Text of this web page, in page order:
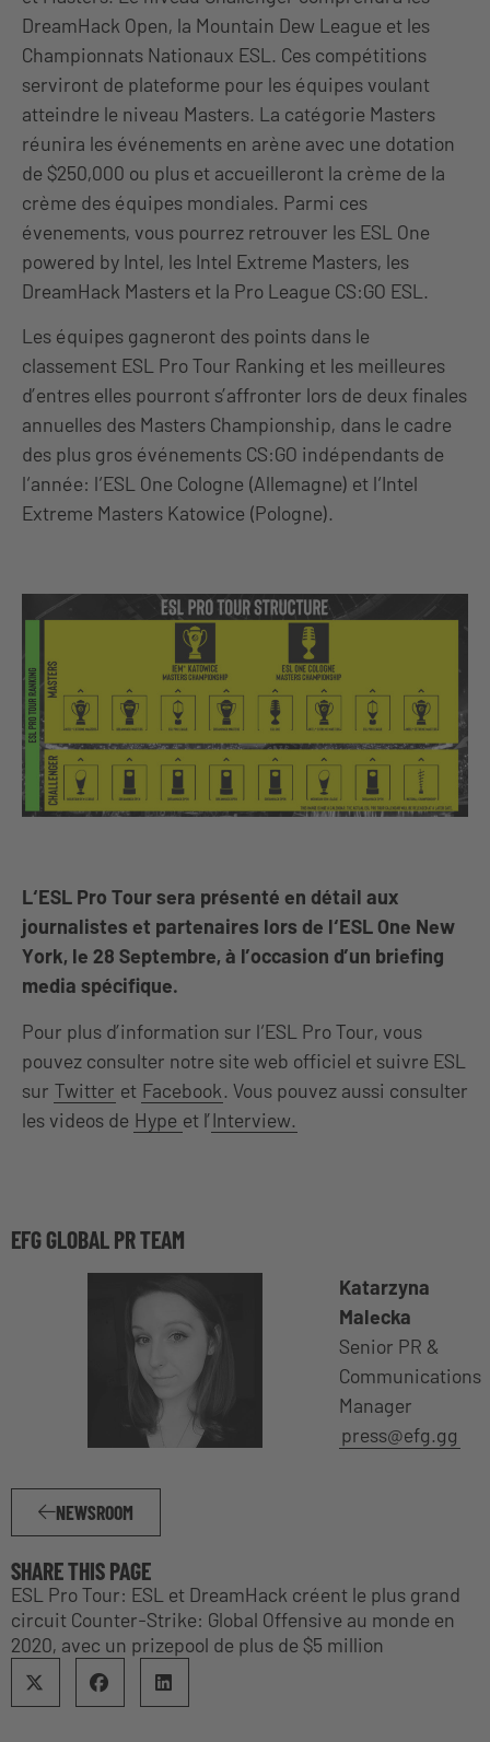
DreamHack Open, la Mountain Dew League et les
Championnats Nationaux ESL. Ces compétitions
serviront de plateforme pour les équipes voulant
atteindre le niveau Masters. La catégorie Masters
réunira les événements en arène avec une dotation
de $250,000 ou plus et accueilleront la crème de la
crème des équipes mondiales. Parmi ces
évenements, vous pourrez retrouver les ESL One
powered by Intel, les Intel Extreme Masters, les
DreamHack Masters et la Pro League CS:GO ESL.
Les équipes gagneront des points dans le
classement ESL Pro Tour Ranking et les meilleures
d’entres elles pourront s’affronter lors de deux finales
annuelles des Masters Championship, dans le cadre
des plus gros événements CS:GO indépendants de
l‘année: l‘ESL One Cologne (Allemagne) et l‘Intel
Extreme Masters Katowice (Pologne).
L‘ESL Pro Tour sera présenté en détail aux
journalistes et partenaires lors de l‘ESL One New
York, le 28 Septembre, à l’occasion d’un briefing
media spécifique.
Pour plus d’information sur l‘ESL Pro Tour, vous
pouvez consulter notre site web officiel et suivre ESL
sur Twitter et Facebook. Vous pouvez aussi consulter
les videos de Hype et l’Interview.
EFG GLOBAL PR TEAM
Katarzyna
Malecka
Senior PR &
Communications
Manager
press@efg.gg
NEWSROOM
SHARE THIS PAGE
ESL Pro Tour: ESL et DreamHack créent le plus grand
circuit Counter-Strike: Global Offensive au monde en
2020, avec un prizepool de plus de $5 million